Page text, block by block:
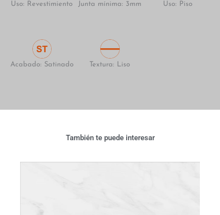
Uso: Revestimiento Junta mínima: 3mm Uso: Piso
Acabado: Satinado Textura: Liso
También te puede interesar